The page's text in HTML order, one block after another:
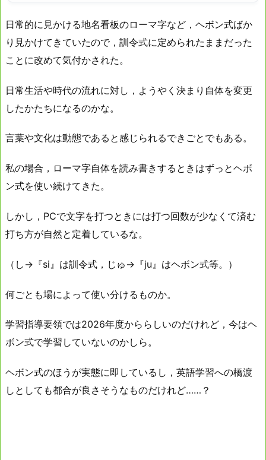
日常的に見かける地名看板のローマ字など，ヘボン式ばか
り見かけてきていたので，訓令式に定められたままだった
ことに改めて気付かされた。
日常生活や時代の流れに対し，ようやく決まり自体を変更
したかたちになるのかな。
言葉や文化は動態であると感じられるできごとでもある。
私の場合，ローマ字自体を読み書きするときはずっとヘボ
ン式を使い続けてきた。
しかし，PCで文字を打つときには打つ回数が少なくて済む
打ち方が自然と定着しているな。
（し→『si』は訓令式，じゅ→『ju』はヘボン式等。）
何ごとも場によって使い分けるものか。
学習指導要領では2026年度かららしいのだけれど，今はヘ
ボン式で学習していないのかしら。
ヘボン式のほうが実態に即しているし，英語学習への橋渡
しとしても都合が良さそうなものだけれど……？